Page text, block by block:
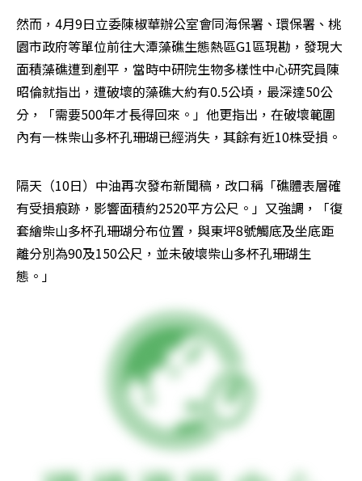
然而，4月9日立委陳椒華辦公室會同海保署、環保署、桃
園市政府等單位前往大潭藻礁生態熱區G1區現勘，發現大
面積藻礁遭到剷平，當時中研院生物多樣性中心研究員陳
昭倫就指出，遭破壞的藻礁大約有0.5公頃，最深達50公
分，「需要500年才長得回來。」他更指出，在破壞範圍
內有一株柴山多杯孔珊瑚已經消失，其餘有近10株受損。
隔天（10日）中油再次發布新聞稿，改口稱「礁體表層確
有受損痕跡，影響面積約2520平方公尺。」又強調，「復
套繪柴山多杯孔珊瑚分布位置，與東坪8號觸底及坐底距
離分別為90及150公尺，並未破壞柴山多杯孔珊瑚生
態。」